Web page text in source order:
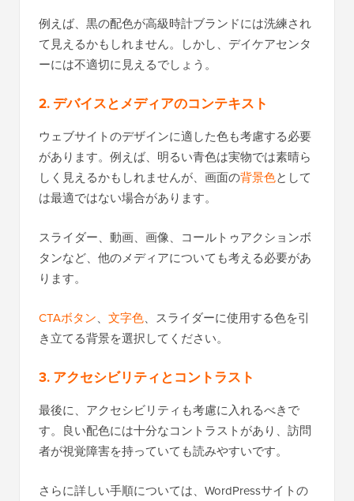
例えば、黒の配色が高級時計ブランドには洗練され
て見えるかもしれません。しかし、デイケアセンタ
ーには不適切に見えるでしょう。
2. デバイスとメディアのコンテキスト
ウェブサイトのデザインに適した色も考慮する必要
があります。例えば、明るい青色は実物では素晴ら
しく見えるかもしれませんが、画面の背景色として
は最適ではない場合があります。
スライダー、動画、画像、コールトゥアクションボ
タンなど、他のメディアについても考える必要があ
ります。
CTAボタン、 文字色、スライダーに使用する色を引
き立てる背景を選択してください。
3. アクセシビリティとコントラスト
最後に、アクセシビリティも考慮に入れるべきで
す。良い配色には十分なコントラストがあり、訪問
者が視覚障害を持っていても読みやすいです。
さらに詳しい手順については、WordPressサイトの